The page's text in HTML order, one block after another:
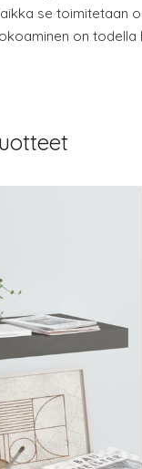
se toimitetaan
on todella